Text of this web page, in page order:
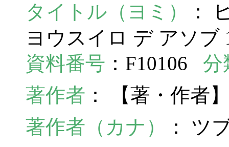
タイトル（ヨミ）
：
ヨウスイロ デ アソブ
資料番号 ：F10106 分
著作者 ： 【著・作者
著作者（カナ）
： ツ